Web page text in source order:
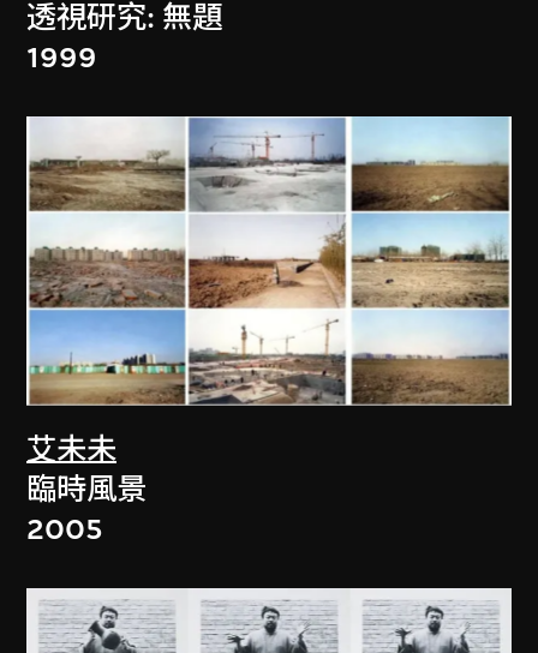
透視研究: 無題
1999
艾未未
臨時風景
2005